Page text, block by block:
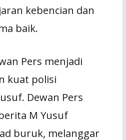
kebencian dan
baik.
Pers menjadi
kuat polisi
Dewan Pers
M Yusuf
buruk, melanggar